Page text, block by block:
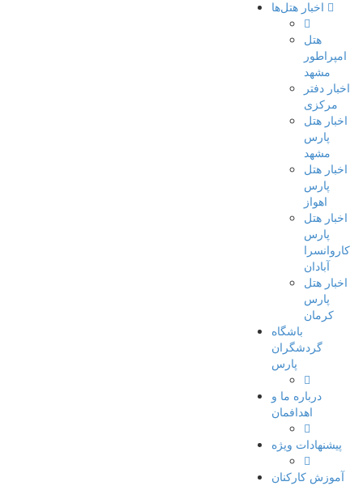
هتل
امپراطور
مشهد
اخبار دفتر
مرکزی
اخبار هتل
پارس
مشهد
اخبار هتل
پارس
اهواز
اخبار هتل
پارس
کاروانسرا
آبادان
اخبار هتل
پارس
کرمان
باشگاه
گردشگران
پارس
درباره ما و
اهدافمان
پیشنهادات ویژه
آموزش کارکنان